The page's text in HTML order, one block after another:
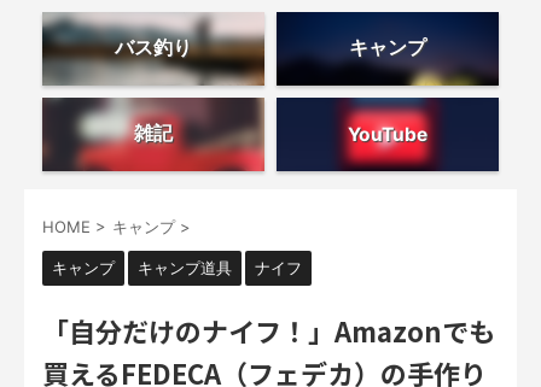
バス釣り キャンプ
雑記 YouTube
HOME > キャンプ >
キャンプ キャンプ道具 ナイフ
「自分だけのナイフ！」Amazonでも
買えるFEDECA（フェデカ）の手作り